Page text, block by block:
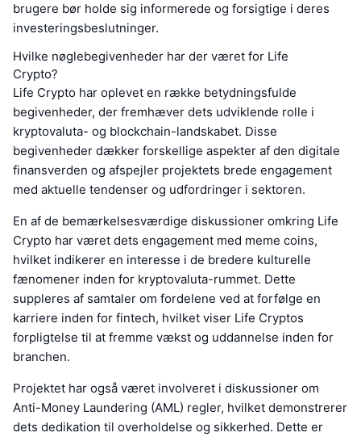
brugere bør holde sig informerede og forsigtige i deres
investeringsbeslutninger.
Hvilke nøglebegivenheder har der været for Life
Crypto?
Life Crypto har oplevet en række betydningsfulde
begivenheder, der fremhæver dets udviklende rolle i
kryptovaluta- og blockchain-landskabet. Disse
begivenheder dækker forskellige aspekter af den digitale
finansverden og afspejler projektets brede engagement
med aktuelle tendenser og udfordringer i sektoren.
En af de bemærkelsesværdige diskussioner omkring Life
Crypto har været dets engagement med meme coins,
hvilket indikerer en interesse i de bredere kulturelle
fænomener inden for kryptovaluta-rummet. Dette
suppleres af samtaler om fordelene ved at forfølge en
karriere inden for fintech, hvilket viser Life Cryptos
forpligtelse til at fremme vækst og uddannelse inden for
branchen.
Projektet har også været involveret i diskussioner om
Anti-Money Laundering (AML) regler, hvilket demonstrerer
dets dedikation til overholdelse og sikkerhed. Dette er